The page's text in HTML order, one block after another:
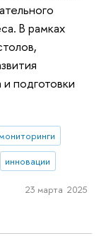
В рамках
подготовки
инновации
23 марта 2025